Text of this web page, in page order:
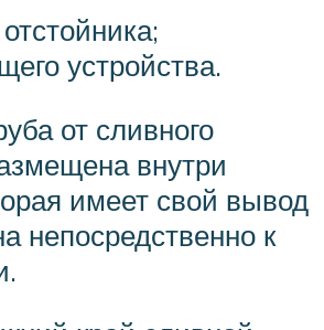
устройства.
от сливного
внутри
имеет свой вывод
непосредственно к